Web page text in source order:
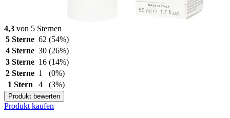
4,3 von 5 Sternen
5 Sterne 62 (54%)
4 Sterne 30 (26%)
3 Sterne 16 (14%)
2 Sterne 1
(0%)
1 Stern
4 (3%)
Produkt bewerten
Produkt kaufen